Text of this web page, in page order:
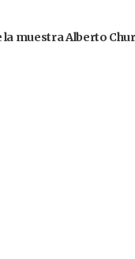
la muestra Alberto